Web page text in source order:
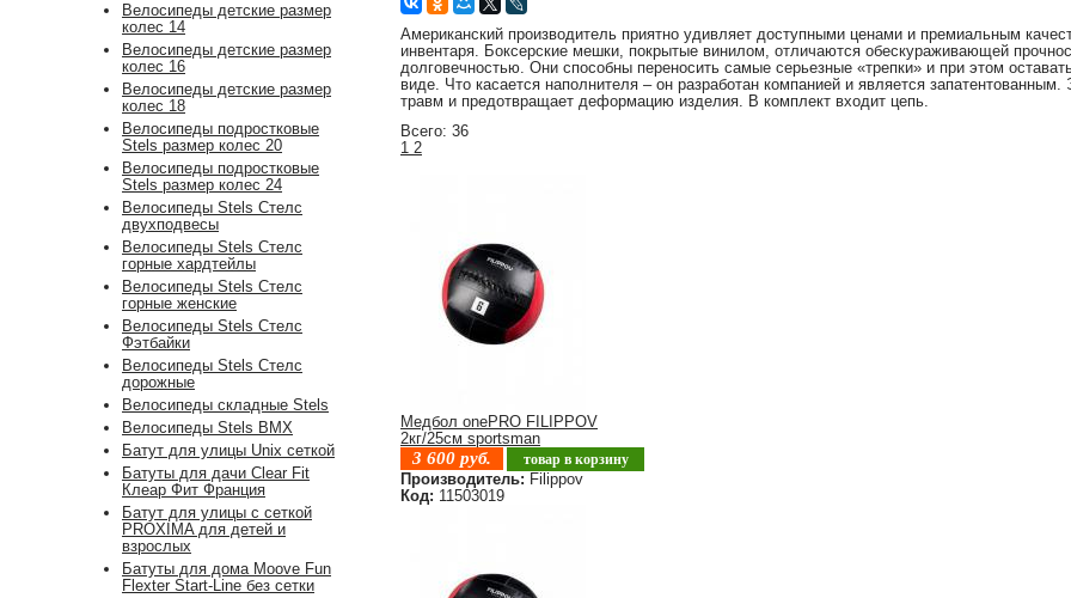
Американский производитель приятно удивляет доступными ценами и премиальным
инвентаря. Боксерские мешки, покрытые винилом, отличаются обескураживающей
долговечностью. Они способны переносить самые серьезные «трепки» и при этом
виде. Что касается наполнителя – он разработан компанией и является запатентованным.
травм и предотвращает деформацию изделия. В комплект входит цепь.
Всего: 36
1 2
Медбол onePRO FILIPPOV
2кг/25см sportsman
3 600 руб. товар в корзину
Производитель: Filippov
Код: 11503019
Велосипеды детские размер
колес 14
Велосипеды детские размер
колес 16
Велосипеды детские размер
колес 18
Велосипеды подростковые
Stels размер колес 20
Велосипеды подростковые
Stels размер колес 24
Велосипеды Stels Стелс
двухподвесы
Велосипеды Stels Стелс
горные хардтейлы
Велосипеды Stels Стелс
горные женские
Велосипеды Stels Стелс
Фэтбайки
Велосипеды Stels Стелс
дорожные
Велосипеды складные Stels
Велосипеды Stels BMX
Батут для улицы Unix сеткой
Батуты для дачи Clear Fit
Клеар Фит Франция
Батут для улицы с сеткой
PROXIMA для детей и
взрослых
Батуты для дома Moove Fun
Flexter Start-Line без сетки